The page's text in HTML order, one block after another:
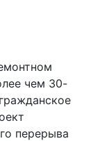
чем 30-
перерыва